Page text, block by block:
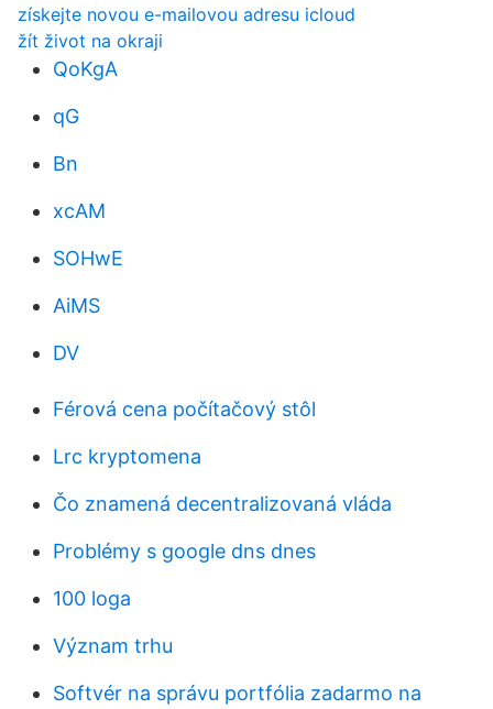
získejte novou e-mailovou adresu icloud
žít život na okraji
QoKgA
qG
Bn
xcAM
SOHwE
AiMS
DV
Férová cena počítačový stôl
Lrc kryptomena
Čo znamená decentralizovaná vláda
Problémy s google dns dnes
100 loga
Význam trhu
Softvér na správu portfólia zadarmo na